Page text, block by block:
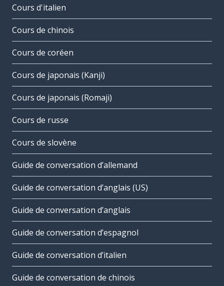
Cours d'italien
Cours de chinois
Cours de coréen
Cours de japonais (Kanji)
Cours de japonais (Romaji)
Cours de russe
Cours de slovène
Guide de conversation d’allemand
Guide de conversation d’anglais (US)
Guide de conversation d’anglais
Guide de conversation d’espagnol
Guide de conversation d’italien
Guide de conversation de chinois